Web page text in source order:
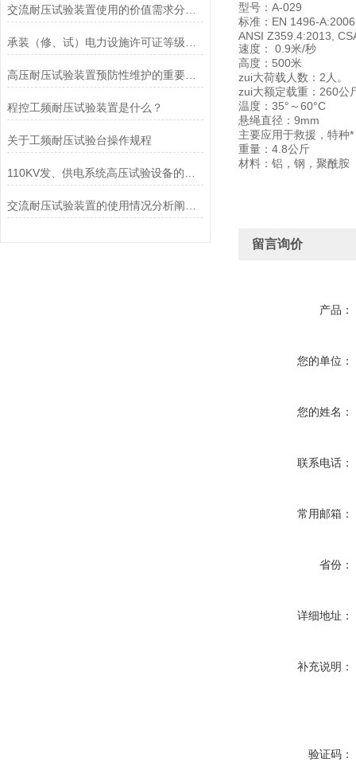
高压耐压试验装置预防性维护的重要性与实施
程控工频耐压试验装置是什么？
关于工频耐压试验台操作规程
型号：A-029
标准：EN 1496-
ANSI Z359.4:2013,
速度： 0.9米/秒
高度：500米
zui大荷载人数：2人。
zui大额定载重：260公
温度：35°～60°C
悬绳直径：9mm
主要应用于救援，特种
重量：4.8公斤
材料：铝，钢，聚酰胺
留言询价
产品：
您的单位：
您的姓名：
联系电话：
常用邮箱：
省份：
详细地址：
补充说明：
验证码：